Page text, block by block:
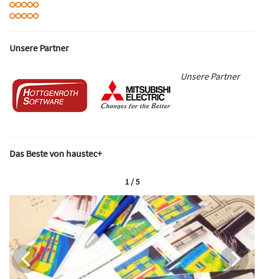
Unsere Partner
Unsere Partner
Das Beste von haustec+
1 / 5